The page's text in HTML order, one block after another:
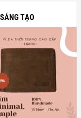
TẠO